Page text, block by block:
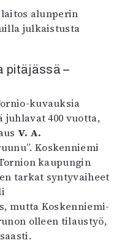
alunperin
julkaistusta
pitäjässä –
kuvauksia
400 vuotta,
V. A.
Koskenniemi
kaupungin
tarkat syntyvaiheet
mutta Koskenniemi-
olleen tilaustyö,